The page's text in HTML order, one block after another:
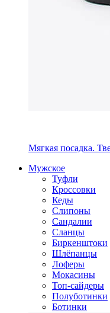
Мягкая посадка.
Мужское
Туфли
Кроссовки
Кеды
Слипоны
Сандалии
Сланцы
Биркенштоки
Шлёпанцы
Лоферы
Мокасины
Топ-сайдеры
Полуботинки
Ботинки